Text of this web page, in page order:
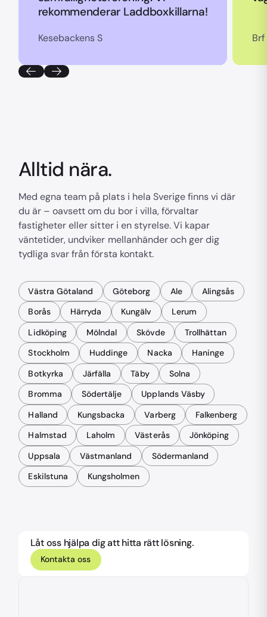
rekommenderar Laddboxkillarna!
Kesebackens S Brf
Alltid nära.
Med egna team på plats i hela Sverige finns vi där
du är – oavsett om du bor i villa, förvaltar
fastigheter eller sitter i en styrelse. Vi kapar
väntetider, undviker mellanhänder och ger dig
tydliga svar från första kontakt.
Västra Götaland Göteborg Ale
Alingsås
Borås
Härryda Kungälv
Lerum
Lidköping
Mölndal Skövde
Trollhättan
Stockholm
Huddinge Nacka
Haninge
Botkyrka
Järfälla Täby
Solna
Bromma
Södertälje
Upplands Väsby
Halland
Kungsbacka Varberg
Falkenberg
Halmstad
Laholm Västerås
Jönköping
Uppsala
Västmanland
Södermanland
Eskilstuna
Kungsholmen
Låt oss hjälpa dig att hitta rätt lösning.
Kontakta oss